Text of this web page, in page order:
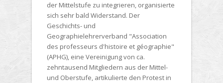
der Mittelstufe zu integrieren, organisierte
sich sehr bald Widerstand. Der
Geschichts- und
Geographielehrerverband "Association
des professeurs d'histoire et géographie"
(APHG), eine Vereinigung von ca.
zehntausend Mitgliedern aus der Mittel-
und Oberstufe, artikulierte den Protest in